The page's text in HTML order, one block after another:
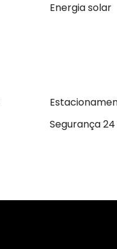
Energia solar
Segurança